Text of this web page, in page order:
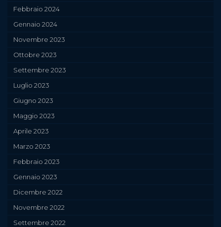
Febbraio 2024
Gennaio 2024
Novembre 2023
Ottobre 2023
Settembre 2023
Luglio 2023
Giugno 2023
Maggio 2023
Aprile 2023
Marzo 2023
Febbraio 2023
Gennaio 2023
Dicembre 2022
Novembre 2022
Settembre 2022